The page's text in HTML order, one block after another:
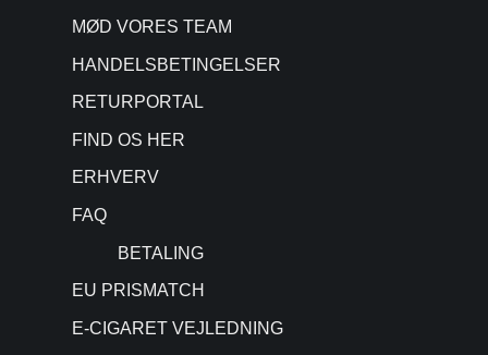
MØD VORES TEAM
HANDELSBETINGELSER
RETURPORTAL
FIND OS HER
ERHVERV
FAQ
BETALING
EU PRISMATCH
E-CIGARET VEJLEDNING